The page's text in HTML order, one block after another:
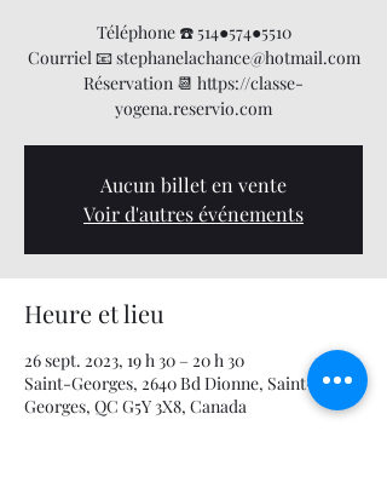
Téléphone ☎️ 514●574●5510
Courriel 📧 stephanelachance@hotmail.com
Réservation 📆 https://classe-
yogena.reservio.com
Aucun billet en vente
Voir d'autres événements
Heure et lieu
26 sept. 2023, 19 h 30 – 20 h 30
Saint-Georges, 2640 Bd Dionne, Saint-
Georges, QC G5Y 3X8, Canada